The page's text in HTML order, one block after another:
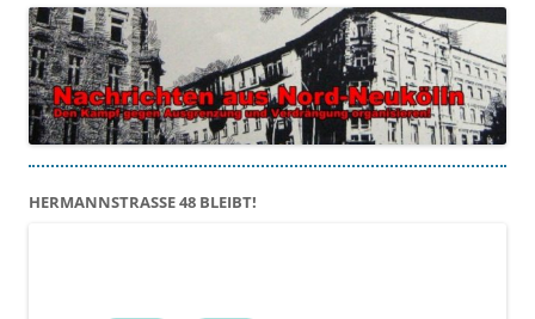
HERMANNSTRASSE 48 BLEIBT!